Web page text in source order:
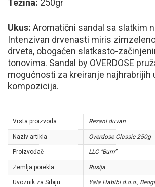
Težina: 250gr
Ukus: Aromatični sandal sa slatkim
Intenzivan drvenasti miris
drveta, obogaćen slatkasto-
tonovima. Sandal by OVERDOSE
mogućnosti za kreiranje najhrabrijih
kompozicija.
Vrsta proizvoda Rezani duvan
Naziv artikla Overdose Classic 250g
Proizvođač LLC “Burn”
Zemlja porekla Rusija
Uvoznik za Srbiju Yala Habibi d.o.o.,